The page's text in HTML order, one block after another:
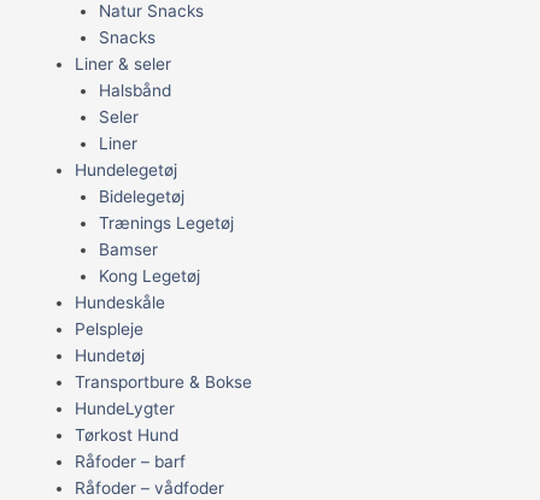
Natur Snacks
Snacks
Liner & seler
Halsbånd
Seler
Liner
Hundelegetøj
Bidelegetøj
Trænings Legetøj
Bamser
Kong Legetøj
Hundeskåle
Pelspleje
Hundetøj
Transportbure & Bokse
HundeLygter
Tørkost Hund
Råfoder – barf
Råfoder – vådfoder